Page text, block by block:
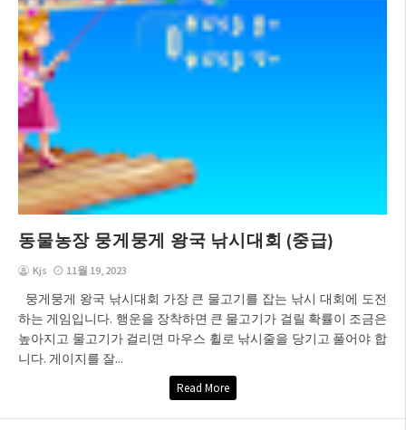
동물농장 뭉게뭉게 왕국 낚시대회 (중급)
Kjs 11월 19, 2023
뭉게뭉게 왕국 낚시대회 가장 큰 물고기를 잡는 낚시 대회에 도전
하는 게임입니다. 행운을 장착하면 큰 물고기가 걸릴 확률이 조금은
높아지고 물고기가 걸리면 마우스 휠로 낚시줄을 당기고 풀어야 합
니다. 게이지를 잘...
Read More